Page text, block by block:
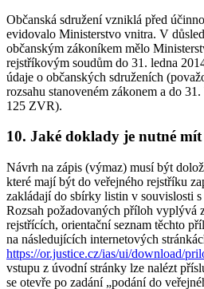
Občanská sdružení vzniklá před
evidovalo Ministerstvo vnitra. V
občanským zákoníkem mělo
rejstříkovým soudům do 31. ledna
údaje o občanských sdruženích
rozsahu stanoveném zákonem a do
125 ZVR).
10. Jaké doklady je nutné mít
Návrh na zápis (výmaz) musí být
které mají být do veřejného rejstříku
zakládají do sbírky listin v souvislosti
Rozsah požadovaných příloh vyplývá
rejstřících, orientační seznam těchto
na následujících internetových
https://or.justice.cz/ias/ui/download/
vstupu z úvodní stránky lze nalézt
se otevře po zadání „podání do